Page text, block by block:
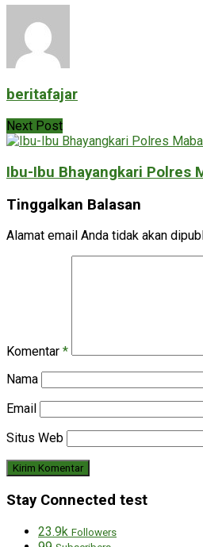
beritafajar
Next Post
Ibu-Ibu Bhayangkari Polres
Tinggalkan Balasan
Alamat email Anda tidak akan
Komentar *
Nama
Email
Situs Web
Stay Connected test
23.9k Followers